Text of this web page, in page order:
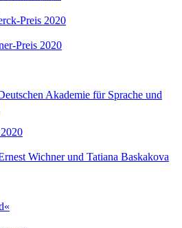
Preis 2020
Preis 2020
Akademie für Sprache und
Wichner und Tatiana Baskakova